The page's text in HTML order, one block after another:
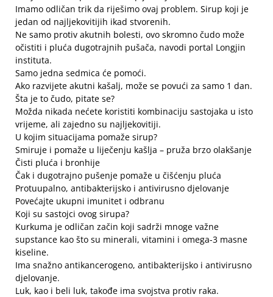
Imamo odličan trik da riješimo ovaj problem. Sirup koji je
jedan od najljekovitijih ikad stvorenih.
Ne samo protiv akutnih bolesti, ovo skromno čudo može
očistiti i pluća dugotrajnih pušača, navodi portal Longjin
instituta.
Samo jedna sedmica će pomoći.
Ako razvijete akutni kašalj, može se povući za samo 1 dan.
Šta je to čudo, pitate se?
Možda nikada nećete koristiti kombinaciju sastojaka u isto
vrijeme, ali zajedno su najljekovitiji.
U kojim situacijama pomaže sirup?
Smiruje i pomaže u liječenju kašlja – pruža brzo olakšanje
Čisti pluća i bronhije
Čak i dugotrajno pušenje pomaže u čišćenju pluća
Protuupalno, antibakterijsko i antivirusno djelovanje
Povećajte ukupni imunitet i odbranu
Koji su sastojci ovog sirupa?
Kurkuma je odličan začin koji sadrži mnoge važne
supstance kao što su minerali, vitamini i omega-3 masne
kiseline.
Ima snažno antikancerogeno, antibakterijsko i antivirusno
djelovanje.
Luk, kao i beli luk, takođe ima svojstva protiv raka.